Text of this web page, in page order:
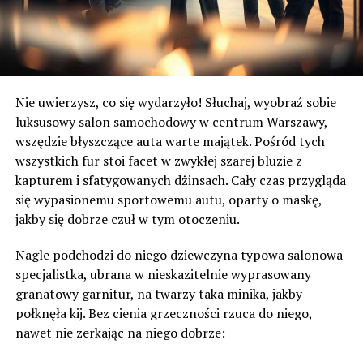
Nie uwierzysz, co się wydarzyło! Słuchaj, wyobraź sobie
luksusowy salon samochodowy w centrum Warszawy,
wszędzie błyszczące auta warte majątek. Pośród tych
wszystkich fur stoi facet w zwykłej szarej bluzie z
kapturem i sfatygowanych dżinsach. Cały czas przygląda
się wypasionemu sportowemu autu, oparty o maskę,
jakby się dobrze czuł w tym otoczeniu.
Nagle podchodzi do niego dziewczyna typowa salonowa
specjalistka, ubrana w nieskazitelnie wyprasowany
granatowy garnitur, na twarzy taka minika, jakby
połknęła kij. Bez cienia grzeczności rzuca do niego,
nawet nie zerkając na niego dobrze: